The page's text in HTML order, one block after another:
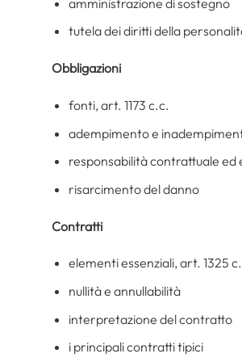
tutela dei diritti della
Obbligazioni
fonti, art. 1173 c.c.
adempimento e
responsabilità contrattuale
risarcimento del danno
Contratti
elementi essenziali, art. 1325
nullità e annullabilità
interpretazione del contratto
i principali contratti tipici